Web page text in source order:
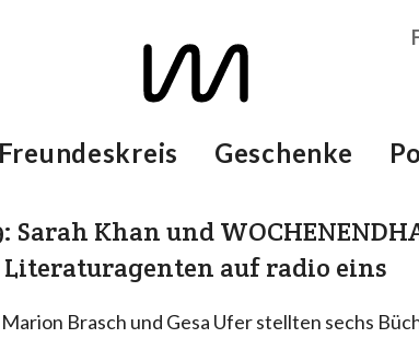
Freundeskreis Geschenke
Sarah Khan und
Literaturagenten auf radio eins
Brasch und Gesa Ufer stellten sechs